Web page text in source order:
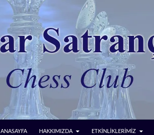
ANASAYFA HAKKIMIZDA ETKİNLİKLERİMİZ